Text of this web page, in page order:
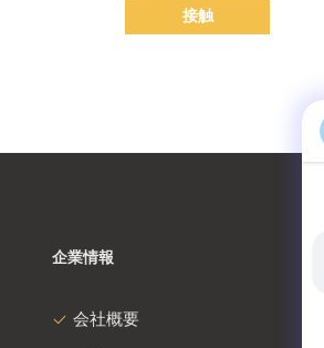
接触
企業情報
会社概要